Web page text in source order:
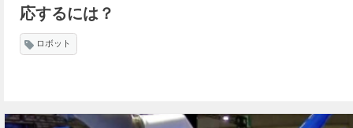
応するには？
ロボット